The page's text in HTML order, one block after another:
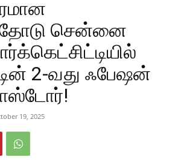
சென்னை
2-வது ஃபேஷன்
19, 2025